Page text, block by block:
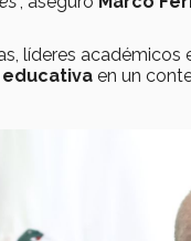
líderes académicos
en un